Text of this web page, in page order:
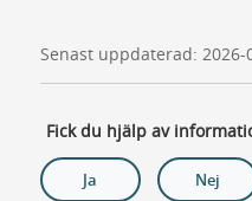
Senast uppdaterad: 2026-
Fick du hjälp av
Ja Nej